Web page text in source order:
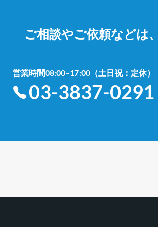
ご相談やご依頼などは、
営業時間08:00~17:00（土日祝：定休）
03-3837-0291